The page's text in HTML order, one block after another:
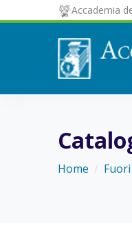
Accademia
Home